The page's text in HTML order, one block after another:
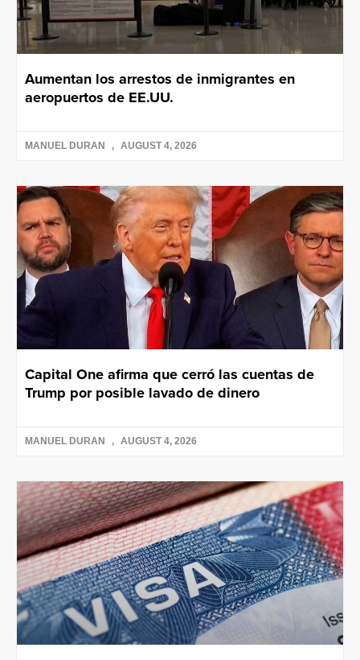
Aumentan los arrestos de inmigrantes en
aeropuertos de EE.UU.
MANUEL DURAN AUGUST 4, 2026
Capital One afirma que cerró las cuentas de
Trump por posible lavado de dinero
MANUEL DURAN AUGUST 4, 2026